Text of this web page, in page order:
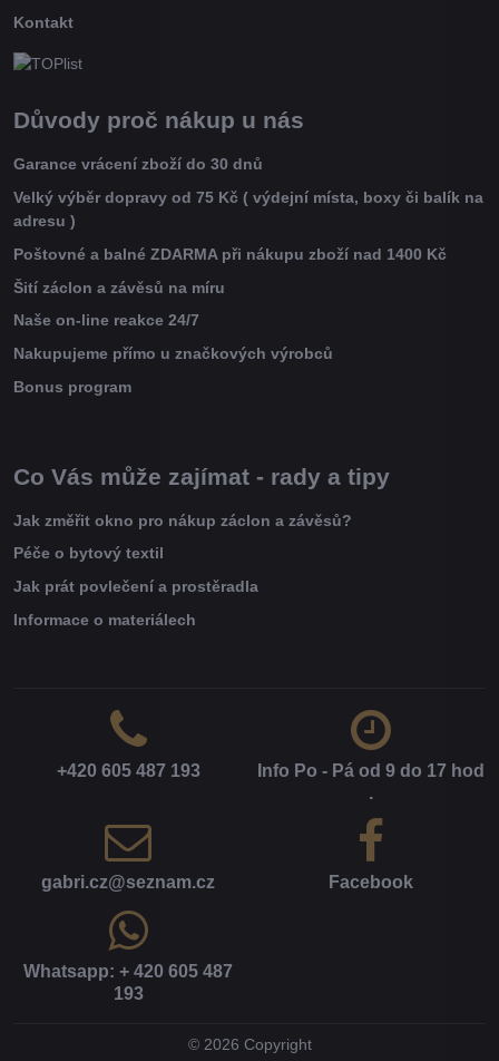
Kontakt
Důvody proč nákup u nás
Garance vrácení zboží do 30 dnů
Velký výběr dopravy od 75 Kč ( výdejní místa, boxy či balík na
adresu )
Poštovné a balné ZDARMA při nákupu zboží nad 1400 Kč
Šití záclon a závěsů na míru
Naše on-line reakce 24/7
Nakupujeme přímo u značkových výrobců
Bonus program
Co Vás může zajímat - rady a tipy
Jak změřit okno pro nákup záclon a závěsů?
Péče o bytový textil
Jak prát povlečení a prostěradla
Informace o materiálech
+420 605 487 193
Info Po - Pá od 9 do 17 hod​
.
gabri​.cz​@seznam​.cz Facebook
Whatsapp: + 420 605 487
193
© 2026 Copyright